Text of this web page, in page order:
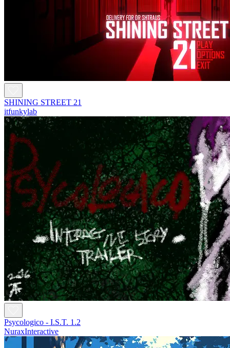
SHINING STREET 21
itfunkylab
Psycologico - I.S.T. 1.2
NuraxInteractive